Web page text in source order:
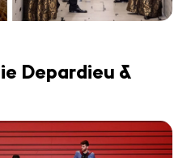
Depardieu &